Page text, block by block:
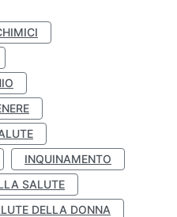
INQUINAMENTO
SALUTE
DELLA DONNA